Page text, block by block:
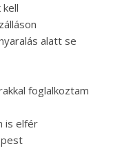
alatt se
foglalkoztam
is elfér